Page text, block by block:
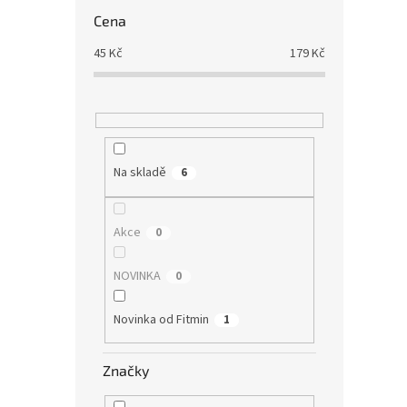
Cena
45 Kč 179Kč
Na skladě 6
Akce 0
NOVINKA 0
Novinka od Fitmin 1
Značky